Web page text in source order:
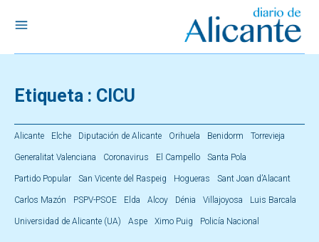
Etiqueta : CICU
Alicante Elche Diputación de Alicante Orihuela Benidorm Torrevieja
Generalitat Valenciana Coronavirus El Campello Santa Pola
Partido Popular San Vicente del Raspeig Hogueras Sant Joan d’Alacant
Carlos Mazón PSPV-PSOE Elda Alcoy Dénia Villajoyosa Luis Barcala
Universidad de Alicante (UA) Aspe Ximo Puig Policía Nacional